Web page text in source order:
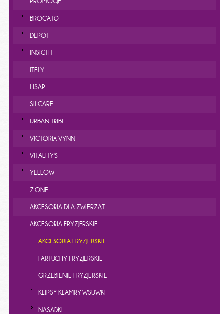
BROCATO
DEPOT
INSIGHT
ITELY
LISAP
SILCARE
URBAN TRIBE
VICTORIA VYNN
VITALITY'S
YELLOW
Z.ONE
AKCESORIA DLA ZWIERZĄT
AKCESORIA FRYZJERSKIE
AKCESORIA FRYZJERSKIE
FARTUCHY FRYZJERSKIE
GRZEBIENIE FRYZJERSKIE
KLIPSY KLAMRY WSUWKI
NASADKI